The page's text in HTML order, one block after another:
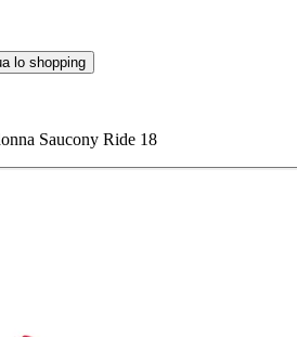
lo shopping
Saucony Ride 18